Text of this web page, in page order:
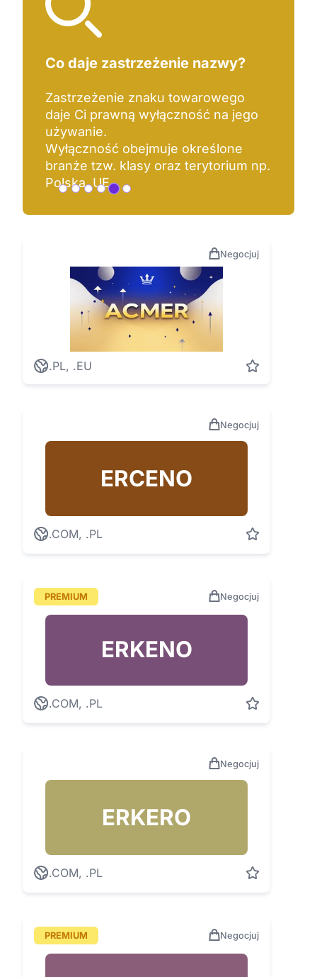
Co daje zastrzeżenie nazwy?
Zastrzeżenie znaku towarowego
daje Ci prawną wyłączność na jego
używanie.
Wyłączność obejmuje określone
branże tzw. klasy oraz terytorium np.
Polska, UE.
Negocjuj
.PL, .EU
Negocjuj
ERCENO
.COM, .PL
PREMIUM Negocjuj
ERKENO
.COM, .PL
Negocjuj
ERKERO
.COM, .PL
PREMIUM Negocjuj